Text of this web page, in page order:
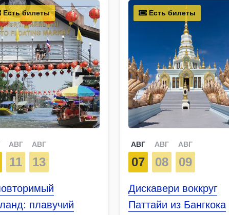
Есть билеты
АВГ
11
АВГ
13
плавучий
Есть билеты
АВГ
07
АВГ
08
АВГ
09
Дискавери воккруг
Паттайи из Бангкока